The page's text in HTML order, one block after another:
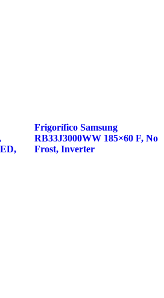
Frigorífico Samsung
RB33J3000WW 185×60 F, No
Frost, Inverter